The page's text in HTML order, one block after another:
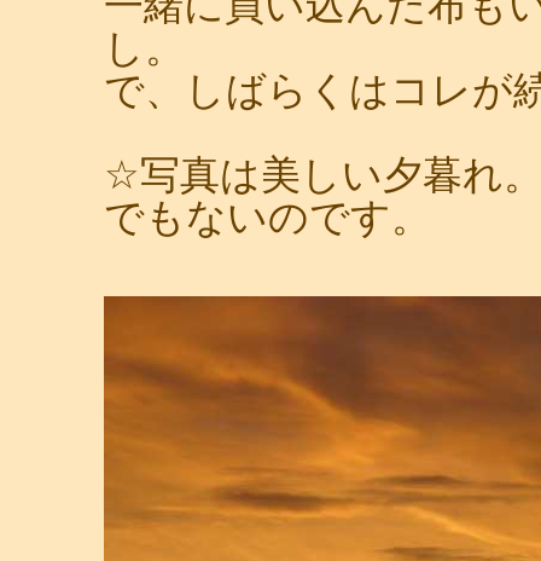
し。
で、しばらくはコレが
☆写真は美しい夕暮れ
でもないのです。